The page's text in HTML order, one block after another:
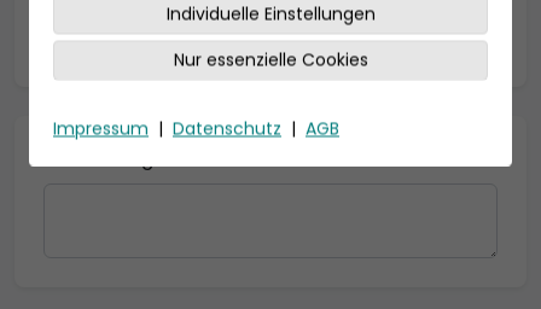
* = Pflichtfelder
Individuelle Einstellungen
Nur essenzielle Cookies
Impressum | Datenschutz | AGB